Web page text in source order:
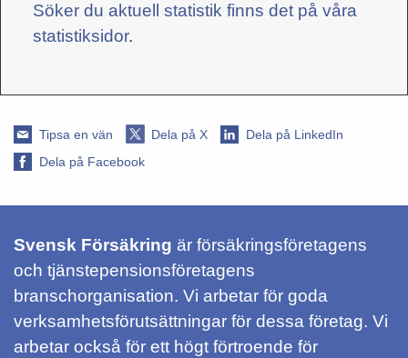
Söker du aktuell statistik finns det på våra
statistiksidor.
Tipsa en vän Dela på X
Dela på LinkedIn
Dela på Facebook
Svensk Försäkring är försäkringsföretagens
och tjänstepensionsföretagens
branschorganisation. Vi arbetar för goda
verksamhetsförutsättningar för dessa företag. Vi
arbetar också för ett högt förtroende för